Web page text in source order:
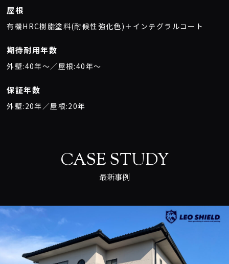
屋根
有機HRC樹脂塗料(耐候性強化色)＋インテグラルコート
期待耐用年数
外壁:40年〜／屋根:40年〜
保証年数
外壁:20年／屋根:20年
CASE STUDY
最新事例